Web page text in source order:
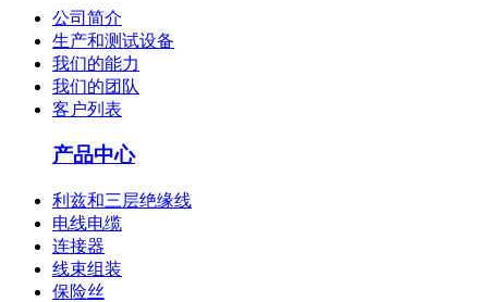
公司简介
生产和测试设备
我们的能力
我们的团队
客户列表
产品中心
利兹和三层绝缘线
电线电缆
连接器
线束组装
保险丝